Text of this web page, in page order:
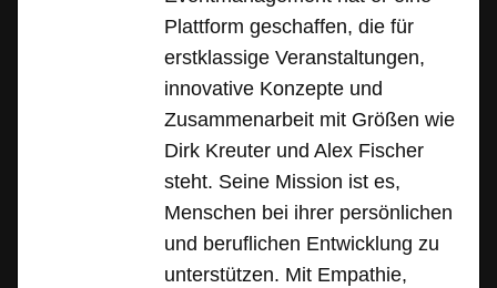
Plattform geschaffen, die für
erstklassige Veranstaltungen,
innovative Konzepte und
Zusammenarbeit mit Größen wie
Dirk Kreuter und Alex Fischer
steht. Seine Mission ist es,
Menschen bei ihrer persönlichen
und beruflichen Entwicklung zu
unterstützen. Mit Empathie,